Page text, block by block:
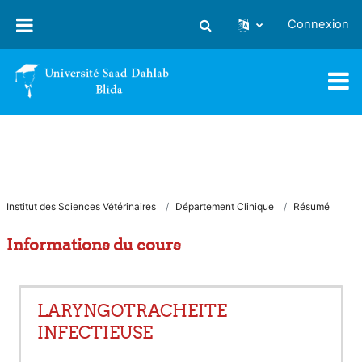
Activer/désactiver la saisie
Connexion
Institut des Sciences Vétérinaires Département Clinique Résumé
Informations du cours
LARYNGOTRACHEITE
INFECTIEUSE